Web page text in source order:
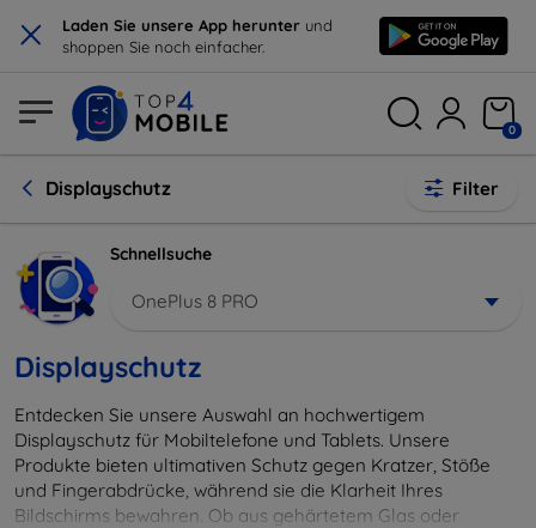
× Laden Sie unsere App herunter und
shoppen Sie noch einfacher.
0
Displayschutz Filter
Schnellsuche
OnePlus 8 PRO
Displayschutz
Entdecken Sie unsere Auswahl an hochwertigem
Displayschutz für Mobiltelefone und Tablets. Unsere
Produkte bieten ultimativen Schutz gegen Kratzer, Stöße
und Fingerabdrücke, während sie die Klarheit Ihres
Bildschirms bewahren. Ob aus gehärtetem Glas oder